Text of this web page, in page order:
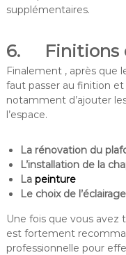
supplémentaires.
6. Finitions
Finalement , après que
faut passer au finition et
notamment d’ajouter
l’espace.
La rénovation du
L’installation de la
La peinture
Le choix de l’éclairage
Une fois que vous avez
est fortement
professionnelle pour